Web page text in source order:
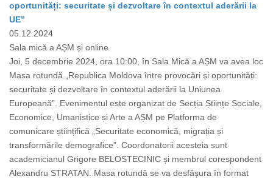
oportunități: securitate și dezvoltare în contextul aderării la
UE”
05.12.2024
Sala mică a AȘM și online
Joi, 5 decembrie 2024, ora 10:00, în Sala Mică a AȘM va avea loc
Masa rotundă „Republica Moldova între provocări și oportunități:
securitate și dezvoltare în contextul aderării la Uniunea
Europeană”. Evenimentul este organizat de Secția Științe Sociale,
Economice, Umanistice și Arte a AȘM pe Platforma de
comunicare științifică „Securitate economică, migrația și
transformările demografice”. Coordonatorii acesteia sunt
academicianul Grigore BELOSTECINIC și membrul corespondent
Alexandru STRATAN. Masa rotundă se va desfășura în format